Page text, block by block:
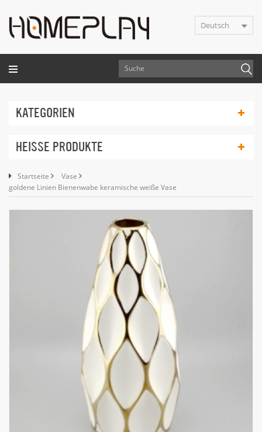
Deutsch
KATEGORIEN
HEISSE PRODUKTE
Startseite
Vase
goldene Linien Bienenwabe keramische weiße Vase